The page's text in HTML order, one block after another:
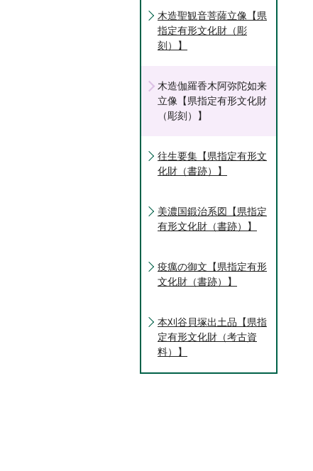
木造聖観音菩薩立像【県
指定有形文化財（彫
刻）】
木造伽羅香木阿弥陀如来
立像【県指定有形文化財
（彫刻）】
往生要集【県指定有形文
化財（書跡）】
美濃国鍛治系図【県指定
有形文化財（書跡）】
疫癘の御文【県指定有形
文化財（書跡）】
本刈谷貝塚出土品【県指
定有形文化財（考古資
料）】